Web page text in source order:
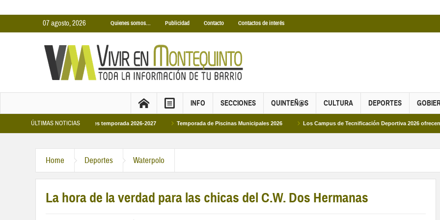
07 agosto, 2026 Quienes somos… Publicidad Contacto Contactos de interés
INFO SECCIONES QUINTEÑ@S CULTURA DEPORTES
ÚLTIMAS NOTICIAS
Cubiertas Municipales temporada 2026-2027 Temporada de Piscinas Municipales 2026 Los Campus de Tecnificación Deportiva 2026 ofrecen cuatro
Home Deportes Waterpolo
La hora de la verdad para las chicas del C.W. Dos Hermanas